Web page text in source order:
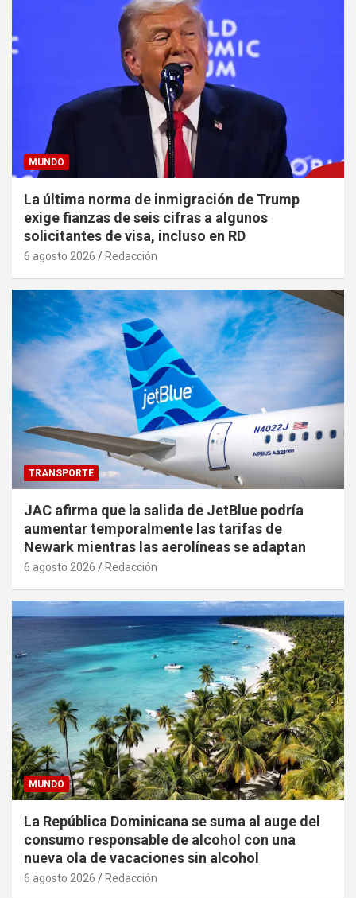
MUNDO
La última norma de inmigración de Trump
exige fianzas de seis cifras a algunos
solicitantes de visa, incluso en RD
6 agosto 2026 Redacción
TRANSPORTE
JAC afirma que la salida de JetBlue podría
aumentar temporalmente las tarifas de
Newark mientras las aerolíneas se adaptan
6 agosto 2026 Redacción
MUNDO
La República Dominicana se suma al auge del
consumo responsable de alcohol con una
nueva ola de vacaciones sin alcohol
6 agosto 2026 Redacción